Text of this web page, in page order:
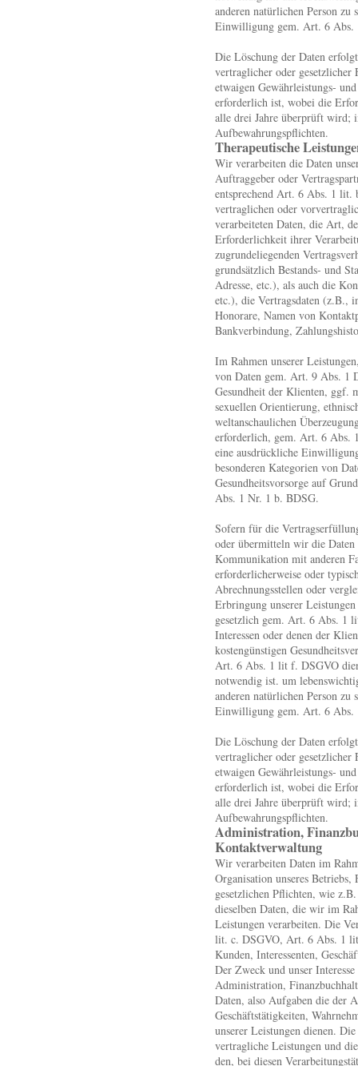
anderen natürlichen Person zu
Einwilligung gem. Art. 6
Die Löschung der Daten
vertraglicher oder
etwaigen Gewährleistungs-
erforderlich ist, wobei die
alle drei Jahre überprüft wird;
Aufbewahrungspflichten.
Therapeutische
Wir verarbeiten die Daten
Auftraggeber oder
entsprechend Art. 6 Abs. 1 lit.
vertraglichen oder
verarbeiteten Daten, die Art,
Erforderlichkeit ihrer
zugrundeliegenden
grundsätzlich Bestands- und
Adresse, etc.), als auch die
etc.), die Vertragsdaten (z.B.,
Honorare, Namen von
Bankverbindung,
Im Rahmen unserer
von Daten gem. Art. 9 Abs. 1
Gesundheit der Klienten, ggf.
sexuellen Orientierung,
weltanschaulichen
erforderlich, gem. Art. 6
eine ausdrückliche
besonderen Kategorien von
Gesundheitsvorsorge auf
Abs. 1 Nr. 1 b. BDSG.
Sofern für die
oder übermitteln wir die
Kommunikation mit anderen
erforderlicherweise oder
Abrechnungsstellen oder
Erbringung unserer
gesetzlich gem. Art. 6 Abs. 1
Interessen oder denen der
kostengünstigen
Art. 6 Abs. 1 lit f. DSGVO
notwendig ist. um
anderen natürlichen Person zu
Einwilligung gem. Art. 6
Die Löschung der Daten
vertraglicher oder
etwaigen Gewährleistungs-
erforderlich ist, wobei die
alle drei Jahre überprüft wird;
Aufbewahrungspflichten.
Administration,
Kontaktverwaltung
Wir verarbeiten Daten im
Organisation unseres
gesetzlichen Pflichten, wie
dieselben Daten, die wir im
Leistungen verarbeiten. Die
lit. c. DSGVO, Art. 6 Abs. 1
Kunden, Interessenten,
Der Zweck und unser
Administration,
Daten, also Aufgaben die der
Geschäftstätigkeiten,
unserer Leistungen dienen.
vertragliche Leistungen und
den, bei diesen